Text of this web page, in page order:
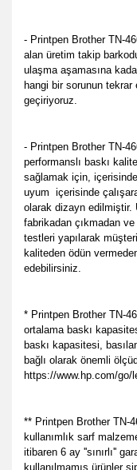
- Printpen Brother TN-
alan üretim takip
ulaşma aşamasına
hangi bir sorunun
geçiriyoruz.
- Printpen Brother TN-
performanslı baskı
sağlamak için,
uyum içerisinde
olarak dizayn edilmiştir.
fabrikadan çıkmadan
testleri yapılarak
kaliteden ödün
edebilirsiniz.
* Printpen Brother TN-
ortalama baskı
baskı kapasitesi,
bağlı olarak önemli
https://www.hp.com/go/
** Printpen Brother TN-
kullanımlık sarf
itibaren 6 ay ''sınırlı''
kullanılmamış ürünler